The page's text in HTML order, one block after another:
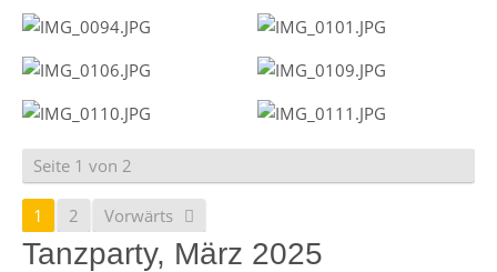
Seite 1 von 2
1 2 Vorwärts
Tanzparty, März 2025